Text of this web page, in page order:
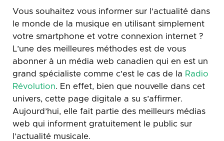
Vous souhaitez vous informer sur l'actualité dans
le monde de la musique en utilisant simplement
votre smartphone et votre connexion internet ?
L’une des meilleures méthodes est de vous
abonner à un média web canadien qui en est un
grand spécialiste comme c'est le cas de la Radio
Révolution. En effet, bien que nouvelle dans cet
univers, cette page digitale a su s’affirmer.
Aujourd’hui, elle fait partie des meilleurs médias
web qui informent gratuitement le public sur
l’actualité musicale.